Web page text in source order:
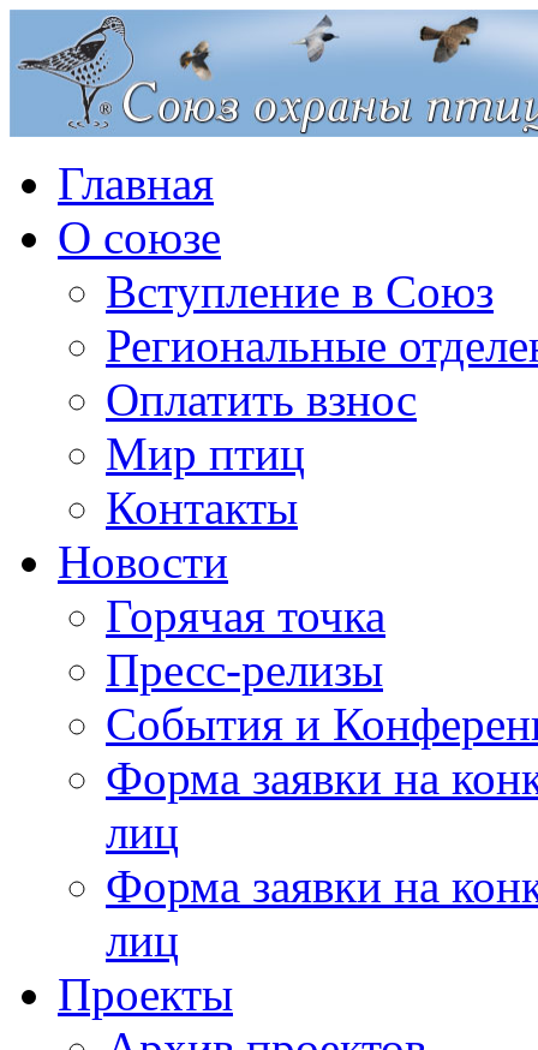
Главная
О союзе
Вступление в Союз
Региональные
Оплатить взнос
Мир птиц
Контакты
Новости
Горячая точка
Пресс-релизы
События и
Форма заявки на
лиц
Форма заявки на
лиц
Проекты